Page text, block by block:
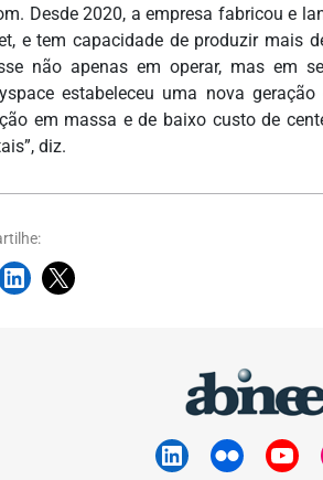
Desde 2020, a empresa fabricou e
e tem capacidade de produzir mais
não apenas em operar, mas em
estabeleceu uma nova
em massa e de baixo custo de
diz.